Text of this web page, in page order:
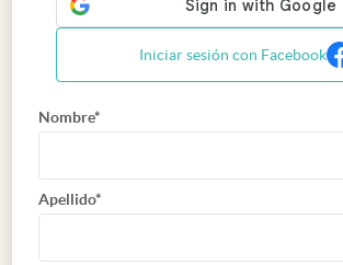
Iniciar sesión con Facebook
Nombre*
Apellido*